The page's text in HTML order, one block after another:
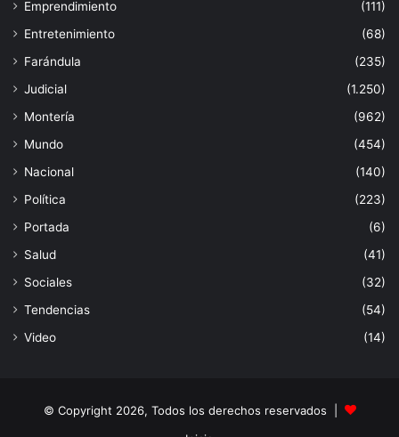
Emprendimiento
(111)
Entretenimiento
(68)
Farándula
(235)
Judicial
(1.250)
Montería
(962)
Mundo
(454)
Nacional
(140)
Política
(223)
Portada
(6)
Salud
(41)
Sociales
(32)
Tendencias
(54)
Video
(14)
© Copyright 2026, Todos los derechos reservados |